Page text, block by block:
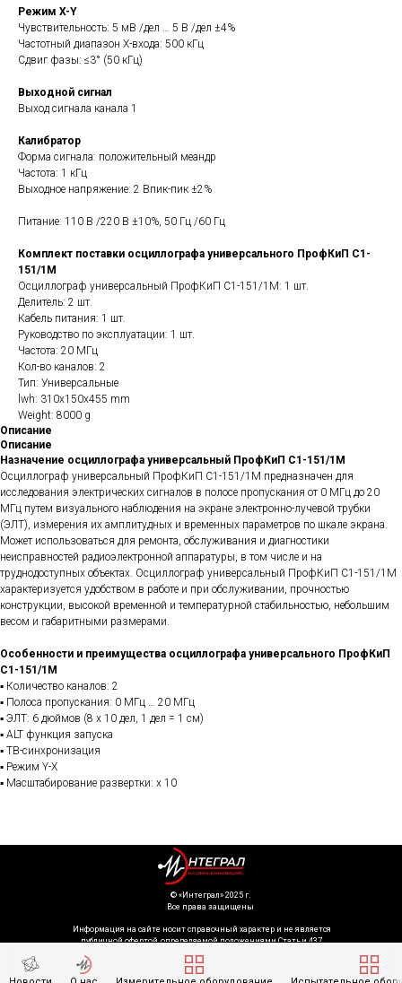
Режим X-Y
Чувствительность: 5 мВ /дел … 5 В /дел ±4%
Частотный диапазон X-входа: 500 кГц
Сдвиг фазы: ≤3° (50 кГц)
Выходной сигнал
Выход сигнала канала 1
Калибратор
Форма сигнала: положительный меандр
Частота: 1 кГц
Выходное напряжение: 2 Впик-пик ±2%
Питание: 110 В /220 В ±10%, 50 Гц /60 Гц
Комплект поставки осциллографа универсального ПрофКиП С1-
151/1М
Осциллограф универсальный ПрофКиП С1-151/1М: 1 шт.
Делитель: 2 шт.
Кабель питания: 1 шт.
Руководство по эксплуатации: 1 шт.
Частота: 20 МГц
Кол-во каналов: 2
Тип: Универсальные
lwh: 310x150x455 mm
Weight: 8000 g
Описание
Описание
Назначение осциллографа универсальный ПрофКиП С1-151/1М
Осциллограф универсальный ПрофКиП С1-151/1М предназначен для
исследования электрических сигналов в полосе пропускания от 0 МГц до 20
МГц путем визуального наблюдения на экране электронно-лучевой трубки
(ЭЛТ), измерения их амплитудных и временных параметров по шкале экрана.
Может использоваться для ремонта, обслуживания и диагностики
неисправностей радиоэлектронной аппаратуры, в том числе и на
труднодоступных объектах. Осциллограф универсальный ПрофКиП С1-151/1М
характеризуется удобством в работе и при обслуживании, прочностью
конструкции, высокой временной и температурной стабильностью, небольшим
весом и габаритными размерами.
Особенности и преимущества осциллографа универсального ПрофКиП
С1-151/1М
▪ Количество каналов: 2
▪ Полоса пропускания: 0 МГц … 20 МГц
▪ ЭЛТ: 6 дюймов (8 х 10 дел, 1 дел = 1 см)
▪ ALT функция запуска
▪ ТВ-синхронизация
▪ Режим Y-X
▪ Масштабирование развертки: х 10
Информация на сайте носит справочный характер и не является
публичной офертой, определяемой положениями Статьи 437
(спецификация) и комплект поставки товара могут быть изменены
производителем без предварительного уведомления. Уточняйте
©️ «Интеграл» 2025 г.
Все права защищены